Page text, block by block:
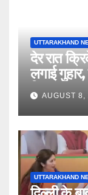
UTTARAKHAND
देर रात
लगाई
मिल रही’
AUGUST 8,
UTTARAKHAND